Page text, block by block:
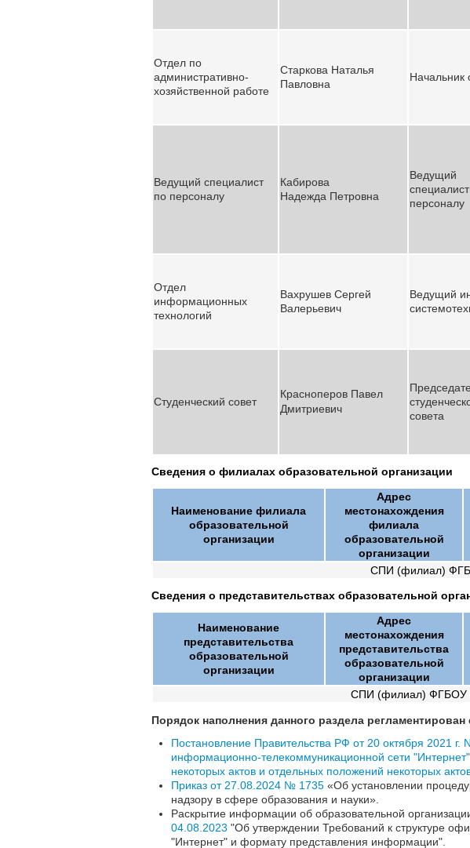
Отдел по
административно-
хозяйственной работе
Старкова Наталья
Павловна
Начальник
Ведущий специалист
по персоналу
Кабирова
Надежда Петровна
Ведущий
персоналу
Отдел
информационных
технологий
Вахрушев Сергей
Валерьевич
Ведущий
Студенческий совет
Красноперов Павел
Дмитриевич
совета
Сведения о филиалах образовательной организации
Наименование филиала
образовательной
организации
Адрес
местонахождения
филиала
образовательной
организации
СПИ (филиал)
Сведения о представительствах образовательной
Наименование
представительства
образовательной
организации
Адрес
местонахождения
представительства
образовательной
организации
СПИ (филиал) ФГБОУ
Порядок наполнения данного раздела
Постановление Правительства РФ от 20 октября 2021
информационно-телекоммуникационной сети
некоторых актов и отдельных положений некоторых
Приказ от 27.08.2024 № 1735 «Об установлении
надзору в сфере образования и науки».
Раскрытие информации об образовательной
04.08.2023 "Об утверждении Требований к структуре
"Интернет" и формату представления информации".